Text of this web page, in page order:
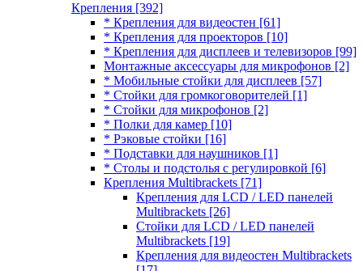
Крепления [392]
* Крепления для видеостен [61]
* Крепления для проекторов [10]
* Крепления для дисплеев и телевизоров [99]
Монтажные аксессуары для микрофонов [2]
* Мобильные стойки для дисплеев [57]
* Стойки для громкоговорителей [1]
* Стойки для микрофонов [2]
* Полки для камер [10]
* Рэковые стойки [16]
* Подставки для наушников [1]
* Столы и подстолья с регулировкой [6]
Крепления Multibrackets [71]
Крепления для LCD / LED панелей
Multibrackets [26]
Стойки для LCD / LED панелей
Multibrackets [19]
Крепления для видеостен Multibrackets